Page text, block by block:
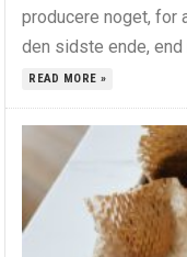
producere noget, for
den sidste ende, end
READ MORE »